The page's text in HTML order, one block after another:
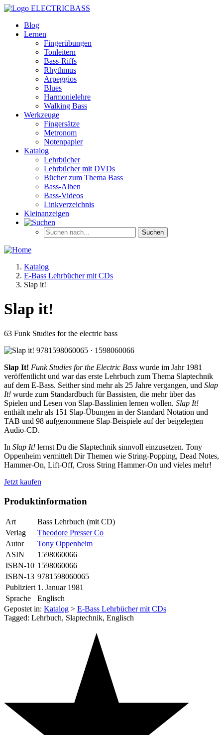
ELECTRICBASS
Blog
Lernen
Fingerübungen
Tonleitern
Bass-Riffs
Rhythmus
Arpeggios
Blues
Harmonielehre
Walking Bass
Werkzeuge
Fingersätze
Metronom
Notenpapier
Katalog
Lehrbücher
Lehrbücher mit DVDs
Bücher zum Thema Bass
Bass-Alben
Bass-Videos
Linkverzeichnis
Kleinanzeigen
Katalog
E-Bass Lehrbücher mit CDs
Slap it!
Slap it!
63 Funk Studies for the electric bass
Slap It! Funk Studies for the Electric Bass wurde im Jahr 1981
veröffentlicht und war das erste Lehrbuch zum Thema Slaptechnik
auf dem E-Bass. Seither sind mehr als 25 Jahre vergangen, und Slap
It! wurde zum Standardbuch für Bassisten, die mehr über das
Spielen und Lesen von Slap-Basslinien lernen wollen. Slap It!
enthält mehr als 151 Slap-Übungen in der Standard Notation und
TAB und 98 aufgenommene Slap-Beispiele auf der beigelegten
Audio-CD.
In Slap It! lernst Du die Slaptechnik sinnvoll einzusetzen. Tony
Oppenheim vermittelt Dir Themen wie String-Popping, Dead Notes,
Hammer-On, Lift-Off, Cross String Hammer-On und vieles mehr!
Jetzt kaufen
Produktinformation
Art
Bass Lehrbuch (mit CD)
Verlag
Theodore Presser Co
Autor
Tony Oppenheim
ASIN
1598060066
ISBN-10 1598060066
ISBN-13 9781598060065
Publiziert 1. Januar 1981
Sprache
Englisch
Gepostet in: Katalog > E-Bass Lehrbücher mit CDs
Tagged: Lehrbuch, Slaptechnik, Englisch